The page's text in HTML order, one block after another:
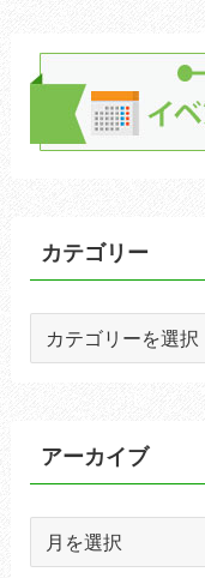
カテゴリー
ーアーカイブ